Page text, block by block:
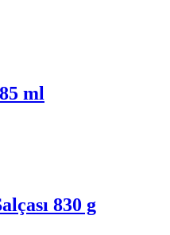
ml
830 g